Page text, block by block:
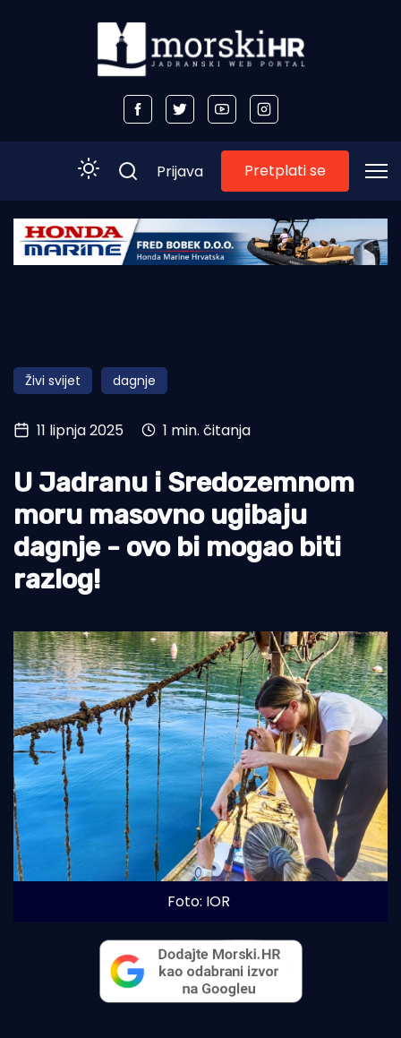
Početna
Obala
Otoci
Turizam i nautika
Pomorstvo
Ribolov
Ekologija
Tradicija i kultura
Prijava Pretplati se
Živi svijet dagnje
11 lipnja 2025 1 min. čitanja
U Jadranu i Sredozemnom
moru masovno ugibaju
dagnje - ovo bi mogao biti
razlog!
Foto: IOR